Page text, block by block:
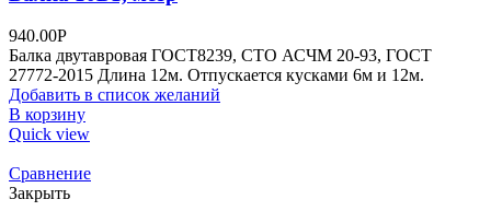
940.00Р
Балка двутавровая ГОСТ8239, СТО АСЧМ 20-93, ГОСТ
27772-2015 Длина 12м. Отпускается кусками 6м и 12м.
Добавить в список желаний
В корзину
Quick view
Сравнение
Закрыть